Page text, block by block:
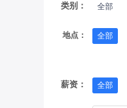
类别： 全部
地点： 全部
薪资： 全部